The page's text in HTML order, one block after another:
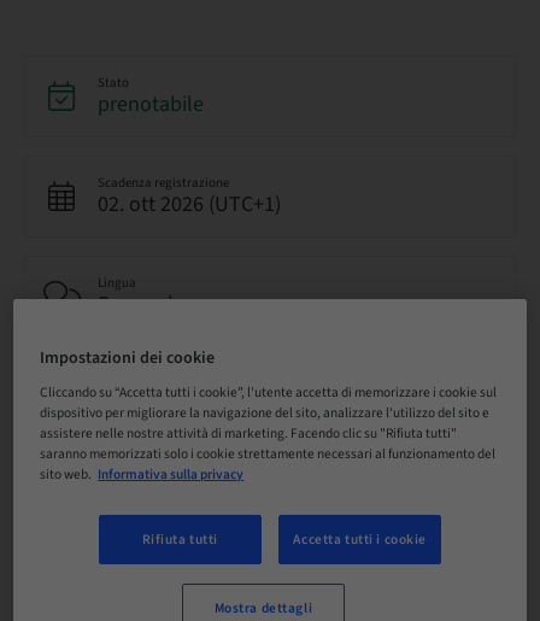
Stato
prenotabile
Scadenza registrazione
02. ott 2026 (UTC+1)
Lingua
Spagnolo
Punti
0.00 Punti
Metodo di consegna
Impostazioni dei cookie
Cliccando su “Accetta tutti i cookie”, l'utente accetta di memorizzare i cookie sul
dispositivo per migliorare la navigazione del sito, analizzare l'utilizzo del sito e
assistere nelle nostre attività di marketing. Facendo clic su "Rifiuta tutti"
saranno memorizzati solo i cookie strettamente necessari al funzionamento del
sito web. Informativa sulla privacy
Rifiuta tutti Accetta tutti i cookie
Mostra dettagli